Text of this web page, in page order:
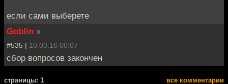
если сами выберете
Goblin »
#535 | 10.03.16 00:07
сбор вопросов закончен
cтраницы: 1 все комментарии